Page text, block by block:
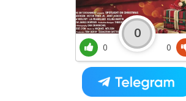
0
0
0